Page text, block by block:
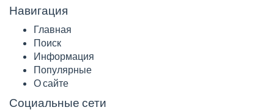
Навигация
Главная
Поиск
Информация
Популярные
О сайте
Социальные сети